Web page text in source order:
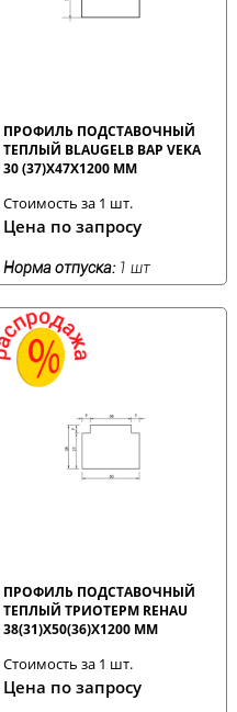
ПРОФИЛЬ ПОДСТАВОЧНЫЙ
ТЕПЛЫЙ BLAUGELB BAP VEKA
30 (37)X47X1200 ММ
Стоимость за 1 шт.
Цена по запросу
Норма отпуска: 1 шт
ПРОФИЛЬ ПОДСТАВОЧНЫЙ
ТЕПЛЫЙ ТРИОТЕРМ REHAU
38(31)X50(36)X1200 ММ
Стоимость за 1 шт.
Цена по запросу